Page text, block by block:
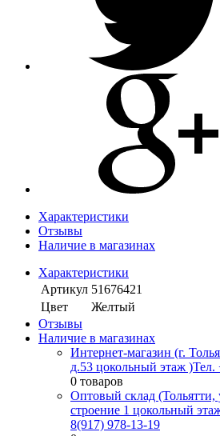
Характеристики
Отзывы
Наличие в магазинах
Характеристики
Артикул 51676421
Цвет
Желтый
Отзывы
Наличие в магазинах
Интернет-магазин (г.
д.53 цокольный этаж )Тел.
0 товаров
Оптовый склад
строение 1 цокольный
8(917) 978-13-19